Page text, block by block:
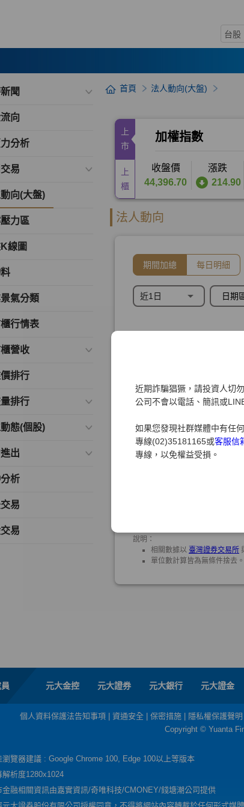
台股
近期詐騙猖獗，請投資人切
公司不會以電話、簡訊或
如果您發現社群媒體中有任
專線(02)35181165或客服信
專線，以免權益受損。
聞
向
分析
易
向(大盤)
力區
線圖
氣分類
櫃行情表
櫃營收
排行
排行
態(個股)
出
析
易
易
首頁 法人動向(大盤)
元大金控 元大證券 元大銀行 元大證金
個人資料保護法告知事項 資通安全 保密措施 隱私權保護聲明
Copyright © Yuanta
瀏覽器建議 : Google Chrome 100, Edge 100以上等版本
解析度1280x1024
金融相關資訊由嘉實資訊/奇唯科技/CMONEY/錢塘潮公司提供